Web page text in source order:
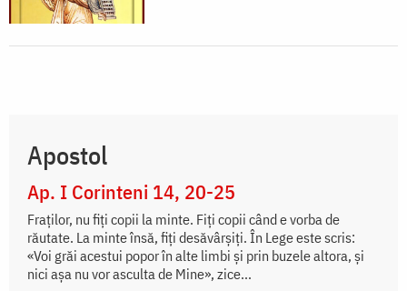
Apostol
Ap. I Corinteni 14, 20-25
Fraților, nu fiți copii la minte. Fiți copii când e vorba de
răutate. La minte însă, fiți desăvârșiți. În Lege este scris:
«Voi grăi acestui popor în alte limbi și prin buzele altora, și
nici așa nu vor asculta de Mine», zice...